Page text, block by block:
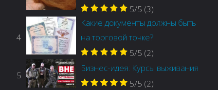
5/5 (3)
4
Какие документы должны быть
на торговой точке?
5/5 (2)
5
Бизнес-идея: Курсы выживания
5/5 (2)